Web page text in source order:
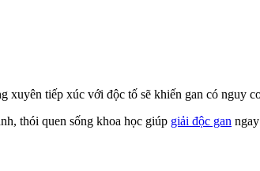
tiếp xúc với độc tố sẽ khiến gan có nguy
thói quen sống khoa học giúp giải độc gan